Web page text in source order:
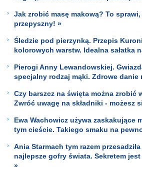
Jak zrobić masę makową? To
przepyszny! »
Śledzie pod pierzynką. Przepis
kolorowych warstw. Idealna sałatka
Pierogi Anny Lewandowskiej.
specjalny rodzaj mąki. Zdrowe danie
Czy barszcz na święta można zrobić
Zwróć uwagę na składniki - możesz
Ewa Wachowicz używa zaskakujące
tym cieście. Takiego smaku na
Ania Starmach tym razem
najlepsze gofry świata. Sekretem
»